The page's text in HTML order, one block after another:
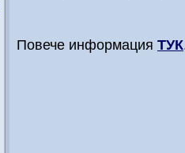
Повече информация ТУК